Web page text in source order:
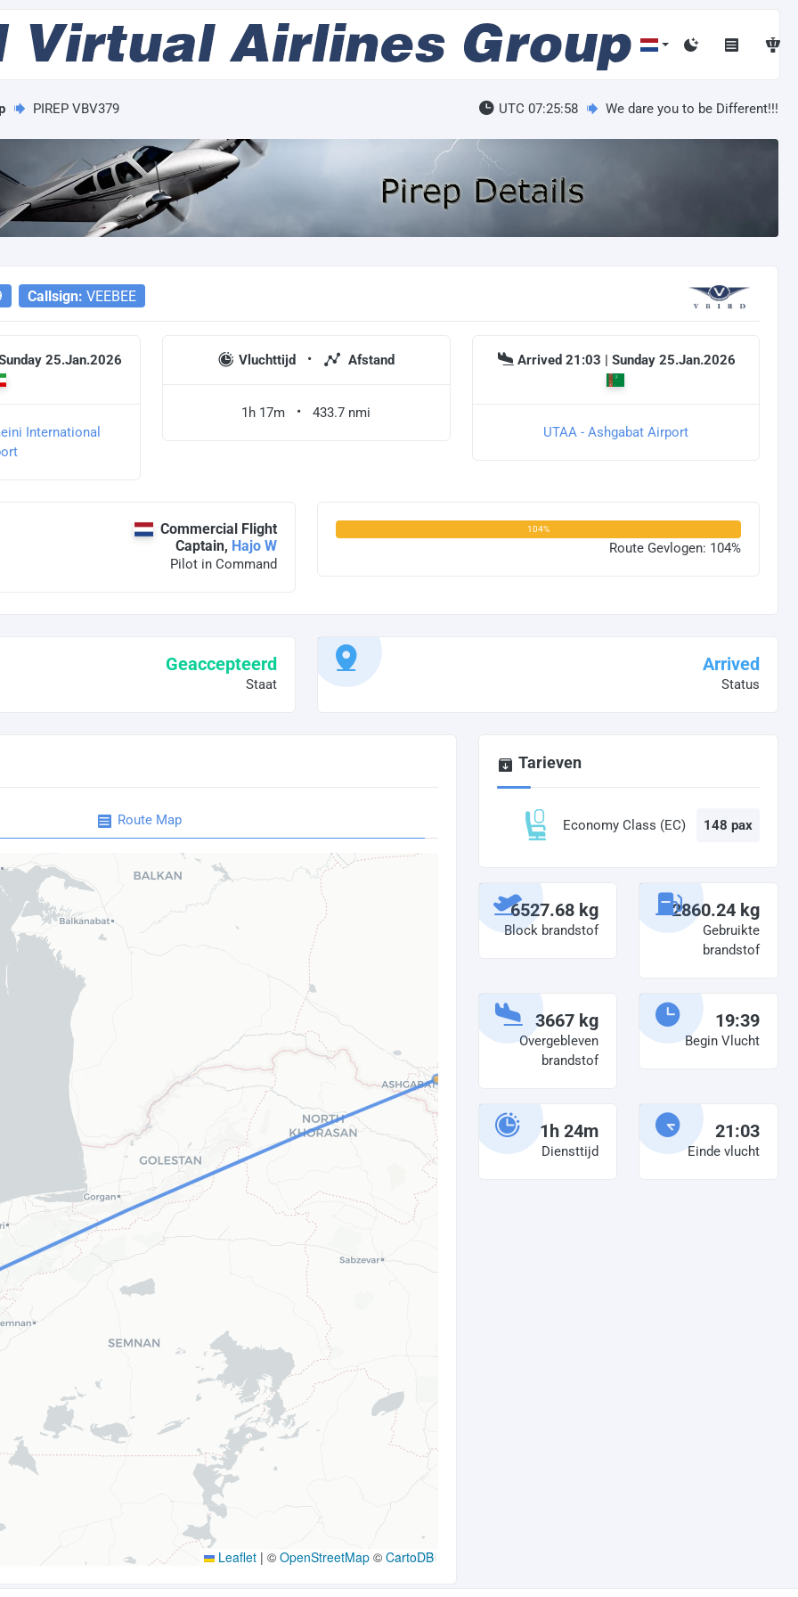
PIREP VBV379 UTC 07:25:58 We dare you to be Different!!!
Callsign: VEEBEE
25.Jan.2026
International
Vluchttijd Afstand
1h 17m 433.7 nmi
Arrived 21:03 | Sunday 25.Jan.2026
UTAA - Ashgabat Airport
Commercial Flight
Captain, Hajo W
Pilot in Command
104%
Route Gevlogen: 104%
Geaccepteerd
Staat
Arrived
Status
Route Map
Leaflet | © OpenStreetMap© CartoDB
Tarieven
Economy Class (EC) 148 pax
6527.68 kg
Block brandstof
2860.24 kg
Gebruikte
brandstof
3667 kg
Overgebleven
brandstof
19:39
Begin Vlucht
1h 24m
Diensttijd
21:03
Einde vlucht